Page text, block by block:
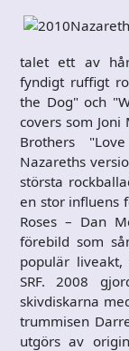
talet ett av
fyndigt ruffigt
the Dog" och
covers som Joni
Brothers
Nazareths
största
en stor influens
Roses – Dan
förebild som
populär
SRF. 2008
skivdiskarna
trummisen
utgörs av